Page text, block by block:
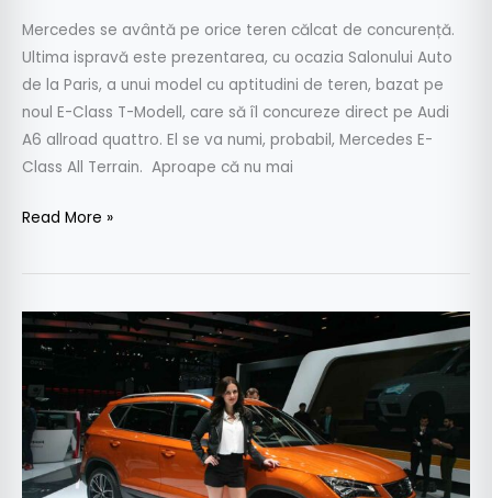
Mercedes se avântă pe orice teren călcat de concurență.
Ultima ispravă este prezentarea, cu ocazia Salonului Auto
de la Paris, a unui model cu aptitudini de teren, bazat pe
noul E-Class T-Modell, care să îl concureze direct pe Audi
A6 allroad quattro. El se va numi, probabil, Mercedes E-
Class All Terrain. Aproape că nu mai
Read More »
Seat
Ateca
va
dezvolta
300
de